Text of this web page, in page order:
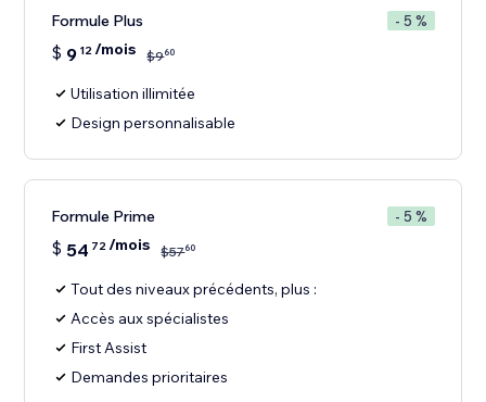
Formule Plus - 5 %
$ 9 12/mois $960
Utilisation illimitée
Design personnalisable
Formule Prime - 5 %
$ 54 72/mois $5760
Tout des niveaux précédents, plus :
Accès aux spécialistes
First Assist
Demandes prioritaires